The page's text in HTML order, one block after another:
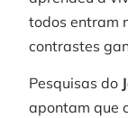
todos entram
contrastes
Pesquisas do
apontam que